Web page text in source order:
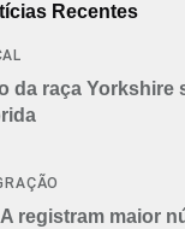
Recentes
da raça Yorkshire
registram maior